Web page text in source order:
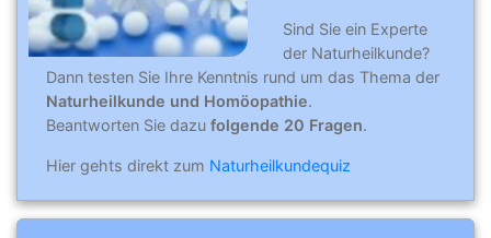
Sind Sie ein Experte
der Naturheilkunde?
Dann testen Sie Ihre Kenntnis rund um das Thema der
Naturheilkunde und Homöopathie.
Beantworten Sie dazu folgende 20 Fragen.
Hier gehts direkt zum Naturheilkundequiz